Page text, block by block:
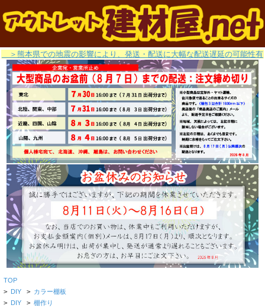
＞熊本県での地震の影響により、発送・配送に大幅な配送遅延の可能性有
TOP
> DIY > カラー棚板
> DIY > 棚作り